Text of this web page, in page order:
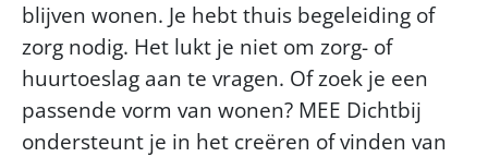
blijven wonen. Je hebt thuis begeleiding of
zorg nodig. Het lukt je niet om zorg- of
huurtoeslag aan te vragen. Of zoek je een
passende vorm van wonen? MEE Dichtbij
ondersteunt je in het creëren of vinden van